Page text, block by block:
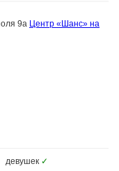
9а Центр «Шанс» на
девушек ✓